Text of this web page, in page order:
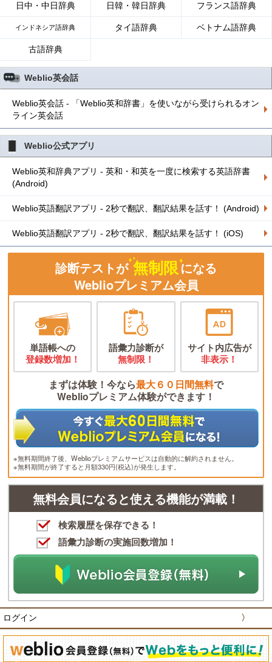
日中・中日辞典 日韓・韓日辞典 フランス語辞典
インドネシア語辞典 タイ語辞典 ベトナム語辞典
古語辞典
Weblio英会話
Weblio英会話 - 「Weblio英和辞書」を使いながら受けられるオン
ライン英会話
Weblio公式アプリ
Weblio英和辞典アプリ - 英和・和英を一度に検索する英語辞書
(Android)
Weblio英語翻訳アプリ - 2秒で翻訳、翻訳結果を話す！ (Android)
Weblio英語翻訳アプリ - 2秒で翻訳、翻訳結果を話す！ (iOS)
診断テストが 無制限になる
Weblioプレミアム会員
単語帳への
登録数増加！
語彙力診断が
無制限！
サイト内広告が
非表示！
まずは体験！今なら最大６０日間無料で
Weblioプレミアム体験ができます！
※無料期間終了後、Weblioプレミアムサービスは自動的に解約されません。
※無料期間が終了すると月額330円(税込)が発生します。
無料会員になると使える機能が満載！
検索履歴を保存できる！
語彙力診断の実施回数増加！
ログイン 〉